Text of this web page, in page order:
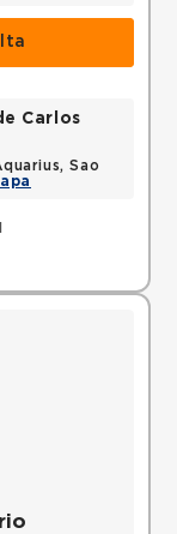
Carlos
Sao